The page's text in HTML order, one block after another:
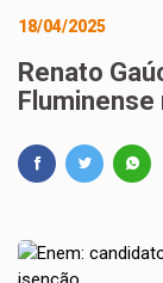
18/04/2025
Renato